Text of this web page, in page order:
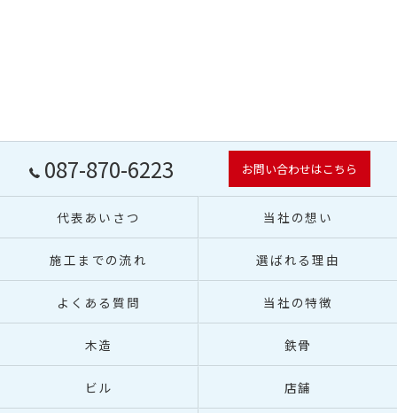
087-870-6223 お問い合わせはこちら
代表あいさつ 当社の想い
施工までの流れ 選ばれる理由
よくある質問 当社の特徴
木造 鉄骨
ビル 店舗